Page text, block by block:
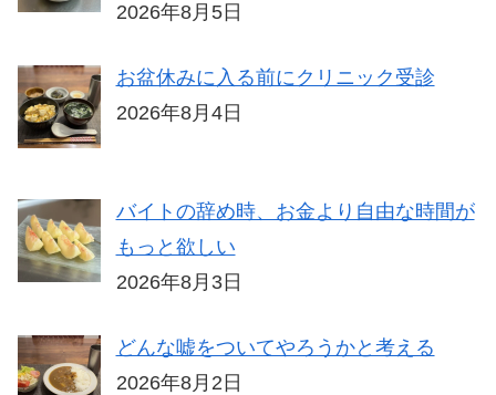
2026年8月5日
お盆休みに入る前にクリニック受診
2026年8月4日
バイトの辞め時、お金より自由な時間が
もっと欲しい
2026年8月3日
どんな嘘をついてやろうかと考える
2026年8月2日